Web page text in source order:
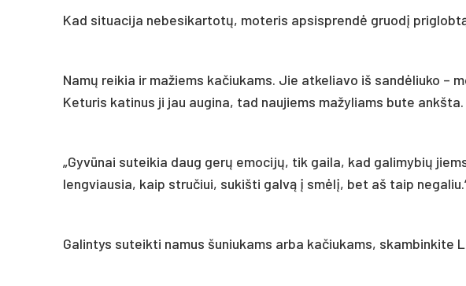
Kad situacija nebesikartotų, moteris apsisprendė gruodį
Namų reikia ir mažiems kačiukams. Jie atkeliavo iš sandėliuko –
Keturis katinus ji jau augina, tad naujiems mažyliams bute ankšta.
„Gyvūnai suteikia daug gerų emocijų, tik gaila, kad galimybių
lengviausia, kaip stručiui, sukišti galvą į smėlį, bet aš taip
Galintys suteikti namus šuniukams arba kačiukams, skambinkite